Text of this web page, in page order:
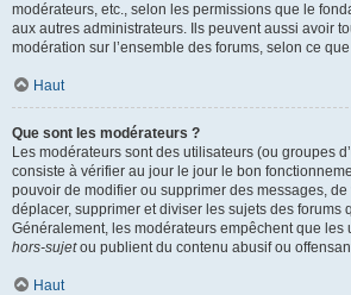
modérateurs, etc., selon les permissions que le
aux autres administrateurs. Ils peuvent aussi avoir
modération sur l’ensemble des forums, selon ce
Haut
Que sont les modérateurs ?
Les modérateurs sont des utilisateurs (ou groupes
consiste à vérifier au jour le jour le bon
pouvoir de modifier ou supprimer des messages,
déplacer, supprimer et diviser les sujets des forums
Généralement, les modérateurs empêchent que les
hors-sujetou publient du contenu abusif ou
Haut